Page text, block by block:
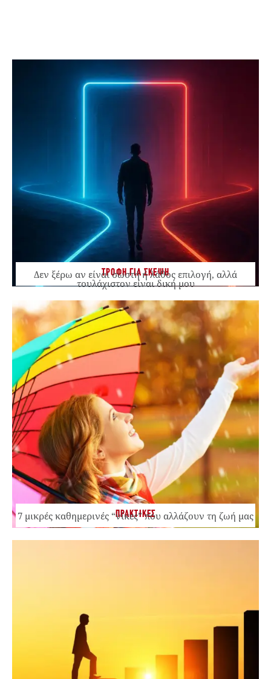
ΤΡΟΦΗ ΓΙΑ ΣΚΕΨΗ
Δεν ξέρω αν είναι σωστή ή λάθος επιλογή, αλλά
τουλάχιστον είναι δική μου
ΠΡΑΚΤΙΚΕΣ
7 μικρές καθημερινές “νίκες” που αλλάζουν τη ζωή μας